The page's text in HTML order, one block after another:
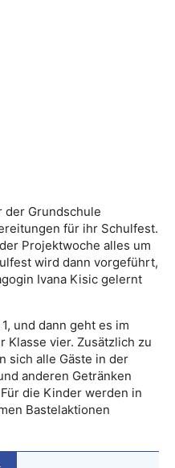
der Grundschule
für ihr Schulfest.
Projektwoche alles um
wird dann vorgeführt,
Ivana Kisic gelernt
und dann geht es im
Klasse vier. Zusätzlich zu
sich alle Gäste in der
anderen Getränken
die Kinder werden in
Bastelaktionen